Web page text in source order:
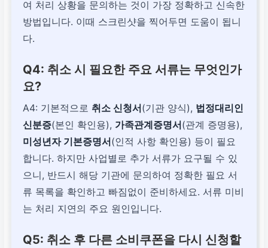
여 처리 상황을 문의하는 것이 가장 정확하고 신속한
방법입니다. 이때 스크린샷을 찍어두면 도움이 됩니
다.
Q4: 취소 시 필요한 주요 서류는 무엇인가
요?
A4: 기본적으로 취소 신청서(기관 양식), 법정대리인
신분증(본인 확인용), 가족관계증명서(관계 증명용),
미성년자 기본증명서(인적 사항 확인용) 등이 필요
합니다. 하지만 사업별로 추가 서류가 요구될 수 있
으니, 반드시 해당 기관에 문의하여 정확한 필요 서
류 목록을 확인하고 빠짐없이 준비하세요. 서류 미비
는 처리 지연의 주요 원인입니다.
Q5: 취소 후 다른 소비쿠폰을 다시 신청할